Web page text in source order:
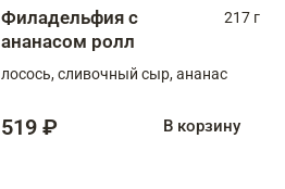
Филадельфия с
ананасом ролл
217 г
лосось, сливочный сыр, ананас
519 ₽ В корзину